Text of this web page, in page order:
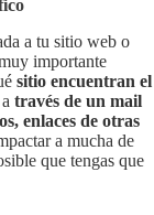
a tu sitio web o
importante
sitio encuentran el
través de un mail
enlaces de otras
a mucha de
que tengas que